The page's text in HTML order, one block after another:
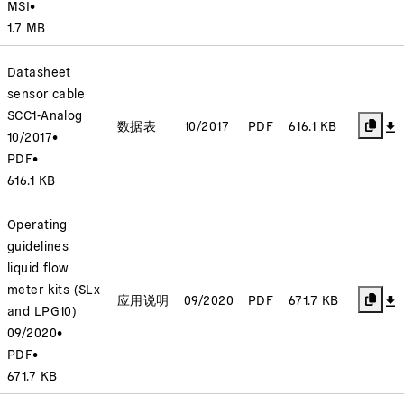
MSI•
1.7 MB
Datasheet
sensor cable
SCC1-Analog
10/2017•
PDF•
616.1 KB
数据表 10/2017 PDF 616.1 KB
Operating
guidelines
liquid flow
meter kits (SLx
and LPG10)
09/2020•
PDF•
671.7 KB
应用说明 09/2020 PDF 671.7 KB